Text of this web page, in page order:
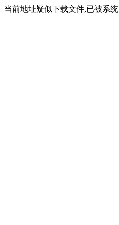
当前地址疑似下载文件,已被系